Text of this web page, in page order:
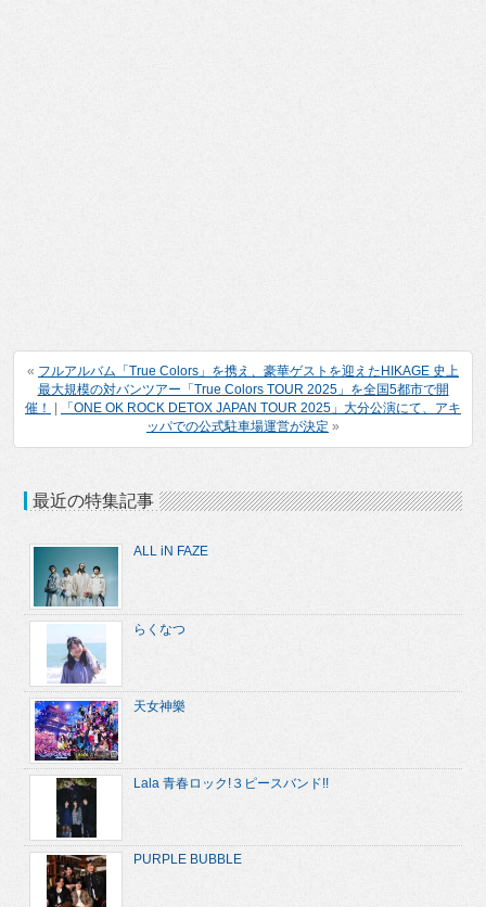
« フルアルバム「True Colors」を携え、豪華ゲストを迎えたHIKAGE 史上
最大規模の対バンツアー「True Colors TOUR 2025」を全国5都市で開
催！
「ONE OK ROCK DETOX JAPAN TOUR 2025」大分公演にて、アキ
ッパでの公式駐車場運営が決定 »
最近の特集記事
ALL iN FAZE
らくなつ
天女神樂
Lala 青春ロック!３ピースバンド!!
PURPLE BUBBLE